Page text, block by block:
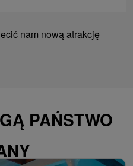
nam nową atrakcję
PAŃSTWO